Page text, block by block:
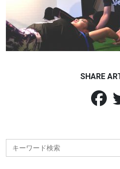
SHARE
Search
for: